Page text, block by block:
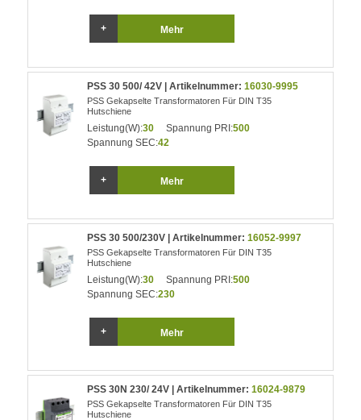
Mehr
PSS 30 500/ 42V | Artikelnummer:16030-9995
PSS Gekapselte Transformatoren Für DIN T35
Hutschiene
Leistung(W):30 Spannung PRI:500
Spannung SEC:42
Mehr
PSS 30 500/230V | Artikelnummer:16052-9997
PSS Gekapselte Transformatoren Für DIN T35
Hutschiene
Leistung(W):30 Spannung PRI:500
Spannung SEC:230
Mehr
PSS 30N 230/ 24V | Artikelnummer:16024-9879
PSS Gekapselte Transformatoren Für DIN T35
Hutschiene